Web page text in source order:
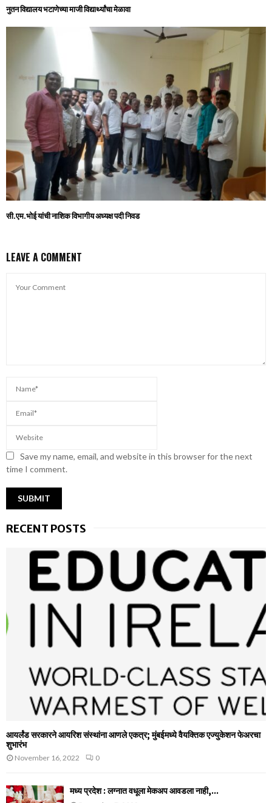
नुतन विद्यालय भटाणेच्या माजी विद्यार्थ्यांचा मेळावा
सी.एम.भोई यांची नाशिक विभागीय अध्यक्ष पदी निवड
LEAVE A COMMENT
Save my name, email, and website in this browser for the next
time I comment.
RECENT POSTS
आयर्लंड सरकारने आयरिश संस्‍थांना आणले एकत्र; मुंबईमध्‍ये वैयक्तिक एज्‍युकेशन फेअरचा
शुभारंभ
November 16, 2022 0
मध्य प्रदेश : लग्नात वधूला मेकअप आवडला नाही,...